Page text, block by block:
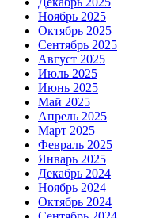
Ноябрь 2025
Октябрь 2025
Сентябрь 2025
Август 2025
Июль 2025
Июнь 2025
Май 2025
Апрель 2025
Март 2025
Февраль 2025
Январь 2025
Декабрь 2024
Ноябрь 2024
Октябрь 2024